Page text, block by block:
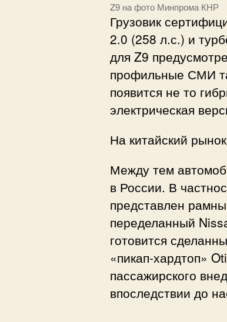
Z9 на фото Минпрома КНР
Грузовик
2.0 (258 л.с.) и
для Z9
профильные СМИ
появится не то
электрическая
На китайский
Между тем
в России. В
представлен
переделанный
готовится
«пикап-хардтоп»
пассажирского
впоследствии до